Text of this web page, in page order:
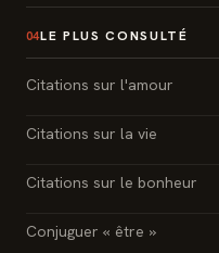
04LE PLUS CONSULTÉ
Citations sur l'amour
Citations sur la vie
Citations sur le bonheur
Conjuguer « être »